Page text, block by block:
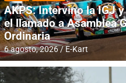
AKPS: Intervino la IGJ
el llamado a Asamblea
Ordinaria
6 agosto, 2026 E-Kart